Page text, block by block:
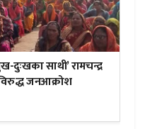
दुःखका साथी’ रामचन्द्र
विरुद्ध जनआक्रोश